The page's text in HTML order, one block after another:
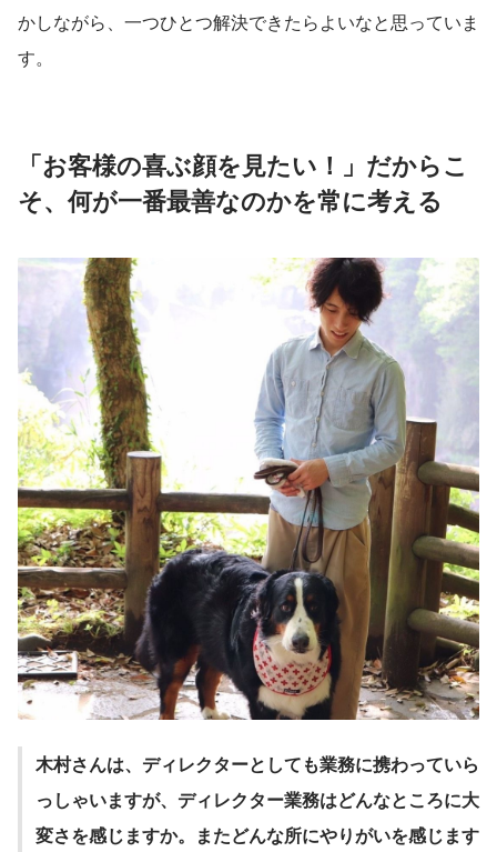
かしながら、一つひとつ解決できたらよいなと思っていま
す。
「お客様の喜ぶ顔を見たい！」だからこ
そ、何が一番最善なのかを常に考える
木村さんは、ディレクターとしても業務に携わっていら
っしゃいますが、ディレクター業務はどんなところに大
変さを感じますか。またどんな所にやりがいを感じます